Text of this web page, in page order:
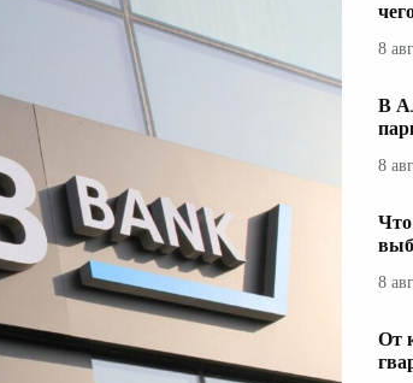
8
В
8
8
От